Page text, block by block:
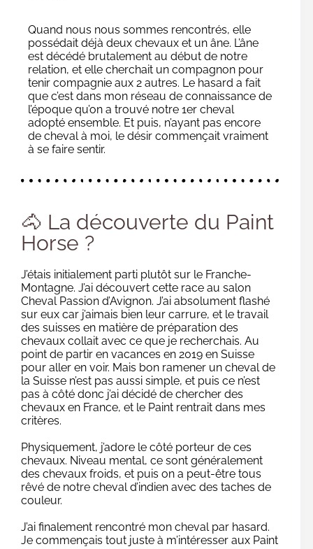
Quand nous nous sommes rencontrés, elle
possédait déjà deux chevaux et un âne. L’âne
est décédé brutalement au début de notre
relation, et elle cherchait un compagnon pour
tenir compagnie aux 2 autres. Le hasard a fait
que c’est dans mon réseau de connaissance de
l’époque qu’on a trouvé notre 1er cheval
adopté ensemble. Et puis, n’ayant pas encore
de cheval à moi, le désir commençait vraiment
à se faire sentir.
🐴 La découverte du Paint
Horse ?
J’étais initialement parti plutôt sur le Franche-
Montagne. J’ai découvert cette race au salon
Cheval Passion d’Avignon. J’ai absolument flashé
sur eux car j’aimais bien leur carrure, et le travail
des suisses en matière de préparation des
chevaux collait avec ce que je recherchais. Au
point de partir en vacances en 2019 en Suisse
pour aller en voir. Mais bon ramener un cheval de
la Suisse n’est pas aussi simple, et puis ce n’est
pas à côté donc j’ai décidé de chercher des
chevaux en France, et le Paint rentrait dans mes
critères.
Physiquement, j’adore le côté porteur de ces
chevaux. Niveau mental, ce sont généralement
des chevaux froids, et puis on a peut-être tous
rêvé de notre cheval d’indien avec des taches de
couleur.
J’ai finalement rencontré mon cheval par hasard.
Je commençais tout juste à m’intéresser aux Paint